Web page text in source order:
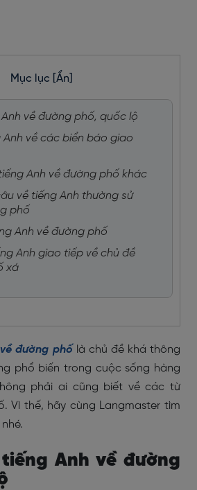
Mục lục [Ẩn]
Anh về đường phố, quốc lộ
Anh về các biển báo giao
Anh về đường phố khác
về tiếng Anh thường sử
phố
Anh về đường phố
Anh giao tiếp về chủ đề
xá
đường phố là chủ đề khá thông
phổ biến trong cuộc sống hàng
phải ai cũng biết về các từ
Vì thế, hãy cùng Langmaster tìm
Anh về đường